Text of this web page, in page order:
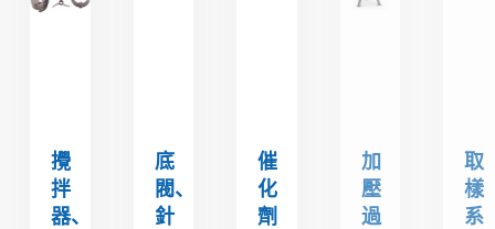
攪
拌
器、
底
閥、
針
催
化
劑
加
壓
過
取
樣
系